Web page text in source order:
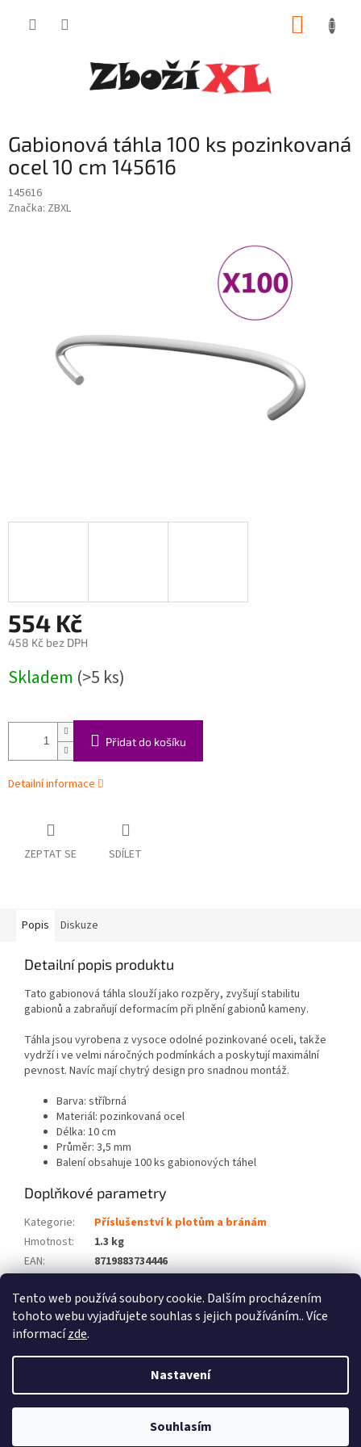
Tento web používá soubory cookie. Dalším procházením
tohoto webu vyjadřujete souhlas s jejich používáním.. Více
informacízde.
Nastavení
Souhlasím
Gabionová táhla 100 ks pozinkovaná
ocel 10 cm 145616
145616
Značka: ZBXL
554 Kč
458 Kč bez DPH
cena:
Skladem (>5 ks)
Přidat do košíku
Detailní informace
ZEPTAT SE SDÍLET
Popis Diskuze
Detailní popis produktu
Tato gabionová táhla slouží jako rozpěry, zvyšují stabilitu
gabionů a zabraňují deformacím při plnění gabionů kameny.
Táhla jsou vyrobena z vysoce odolné pozinkované oceli, takže
vydrží i ve velmi náročných podmínkách a poskytují maximální
pevnost. Navíc mají chytrý design pro snadnou montáž.
Barva: stříbrná
Materiál: pozinkovaná ocel
Délka: 10 cm
Průměr: 3,5 mm
Balení obsahuje 100 ks gabionových táhel
Doplňkové parametry
Kategorie:
Příslušenství k plotům a bránám
Hmotnost:
1.3 kg
EAN:
8719883734446
Počet balíků: 1
Vytvořil Shoptet
Zboží XL. Všechna práva vyhrazena.